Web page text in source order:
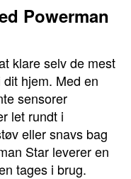
Powerman
klare selv de mest
hjem. Med en
sensorer
let rundt i
eller snavs bag
Star leverer en
tages i brug.